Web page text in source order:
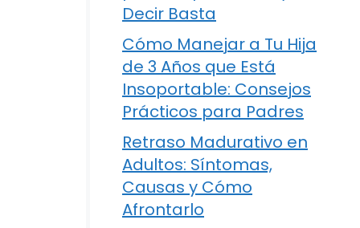
Decir Basta
Cómo Manejar a Tu Hija
de 3 Años que Está
Insoportable: Consejos
Prácticos para Padres
Retraso Madurativo en
Adultos: Síntomas,
Causas y Cómo
Afrontarlo